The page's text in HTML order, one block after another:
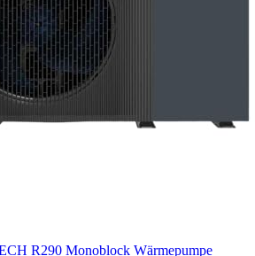
R290 Monoblock Wärmepumpe